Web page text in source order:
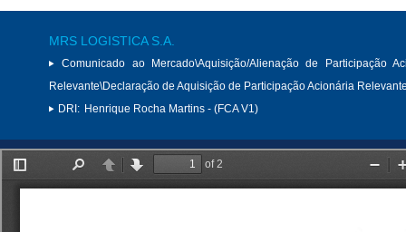
MRS LOGISTICA S.A.
Comunicado ao Mercado\Aquisição/Alienação de Participação
Relevante\Declaração de Aquisição de Participação Acionária
DRI: Henrique Rocha Martins - (FCA V1)